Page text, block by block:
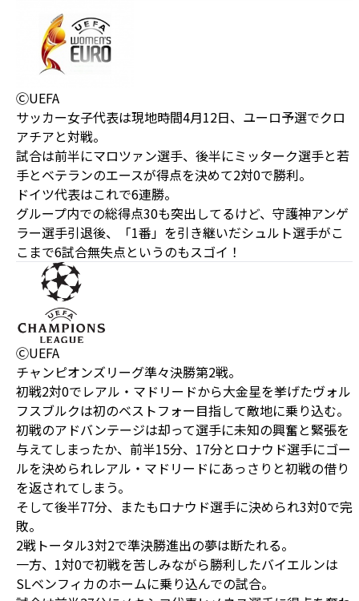
ⒸUEFA
サッカー女子代表は現地時間4月12日、ユーロ予選でクロ
アチアと対戦。
試合は前半にマロツァン選手、後半にミッターク選手と若
手とベテランのエースが得点を決めて2対0で勝利。
ドイツ代表はこれで6連勝。
グループ内での総得点30も突出してるけど、守護神アンゲ
ラー選手引退後、「1番」を引き継いだシュルト選手がこ
こまで6試合無失点というのもスゴイ！
ⒸUEFA
チャンピオンズリーグ準々決勝第2戦。
初戦2対0でレアル・マドリードから大金星を挙げたヴォル
フスブルクは初のベストフォー目指して敵地に乗り込む。
初戦のアドバンテージは却って選手に未知の興奮と緊張を
与えてしまったか、前半15分、17分とロナウド選手にゴー
ルを決められレアル・マドリードにあっさりと初戦の借り
を返されてしまう。
そして後半77分、またもロナウド選手に決められ3対0で完
敗。
2戦トータル3対2で準決勝進出の夢は断たれる。
一方、1対0で初戦を苦しみながら勝利したバイエルンは
SLベンフィカのホームに乗り込んでの試合。